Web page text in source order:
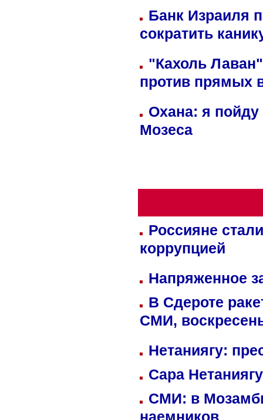
Банк Израиля
сократить
"Кахоль
против прямых
Охана: я пойду
Мозеса
Россияне
коррупцией
Напряженное
В Сдероте
СМИ,
Нетаниягу:
Сара
СМИ: в